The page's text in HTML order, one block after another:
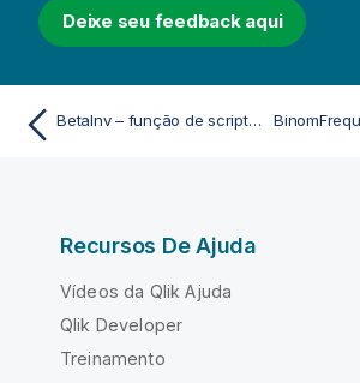
Deixe seu feedback aqui
BetaInv – função de script e gráfico
Recursos De Ajuda
Vídeos da Qlik Ajuda
Qlik Developer
Treinamento